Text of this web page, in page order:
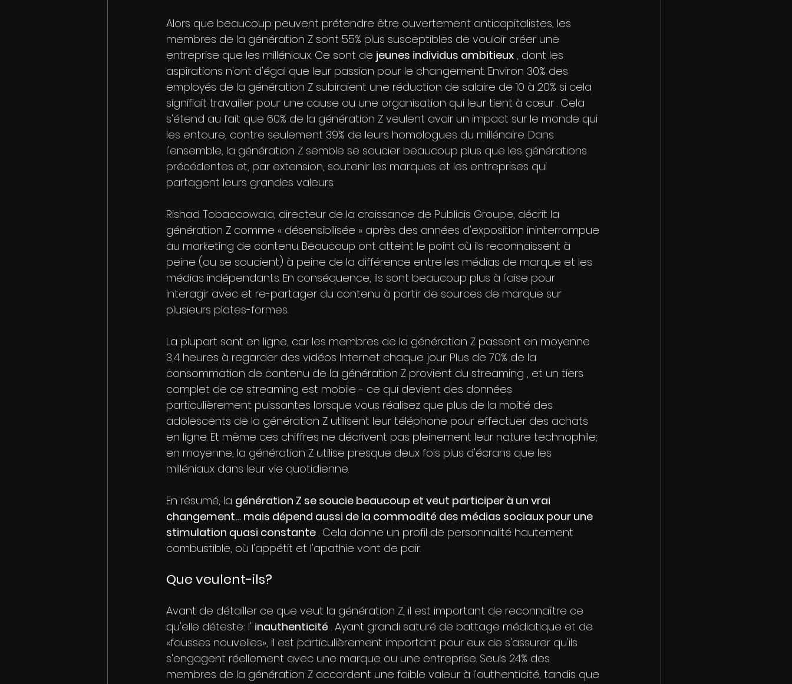
Alors que beaucoup peuvent prétendre être ouvertement anticapitalistes, les
membres de la génération Z sont 55% plus susceptibles de vouloir créer une
entreprise que les milléniaux. Ce sont de jeunes individus ambitieux , dont les
aspirations n'ont d'égal que leur passion pour le changement. Environ 30% des
employés de la génération Z subiraient une réduction de salaire de 10 à 20% si cela
signifiait travailler pour une cause ou une organisation qui leur tient à cœur . Cela
s'étend au fait que 60% de la génération Z veulent avoir un impact sur le monde qui
les entoure, contre seulement 39% de leurs homologues du millénaire. Dans
l'ensemble, la génération Z semble se soucier beaucoup plus que les générations
précédentes et, par extension, soutenir les marques et les entreprises qui
partagent leurs grandes valeurs.
Rishad Tobaccowala, directeur de la croissance de Publicis Groupe, décrit la
génération Z comme « désensibilisée » après des années d'exposition ininterrompue
au marketing de contenu. Beaucoup ont atteint le point où ils reconnaissent à
peine (ou se soucient) à peine de la différence entre les médias de marque et les
médias indépendants. En conséquence, ils sont beaucoup plus à l'aise pour
interagir avec et re-partager du contenu à partir de sources de marque sur
plusieurs plates-formes.
La plupart sont en ligne, car les membres de la génération Z passent en moyenne
3,4 heures à regarder des vidéos Internet chaque jour. Plus de 70% de la
consommation de contenu de la génération Z provient du streaming , et un tiers
complet de ce streaming est mobile - ce qui devient des données
particulièrement puissantes lorsque vous réalisez que plus de la moitié des
adolescents de la génération Z utilisent leur téléphone pour effectuer des achats
en ligne. Et même ces chiffres ne décrivent pas pleinement leur nature technophile;
en moyenne, la génération Z utilise presque deux fois plus d'écrans que les
milléniaux dans leur vie quotidienne.
En résumé, la génération Z se soucie beaucoup et veut participer à un vrai
changement… mais dépend aussi de la commodité des médias sociaux pour une
stimulation quasi constante . Cela donne un profil de personnalité hautement
combustible, où l'appétit et l'apathie vont de pair.
Que veulent-ils?
Avant de détailler ce que veut la génération Z, il est important de reconnaître ce
qu'elle déteste: l' inauthenticité . Ayant grandi saturé de battage médiatique et de
«fausses nouvelles», il est particulièrement important pour eux de s'assurer qu'ils
s'engagent réellement avec une marque ou une entreprise. Seuls 24% des
membres de la génération Z accordent une faible valeur à l'authenticité, tandis que